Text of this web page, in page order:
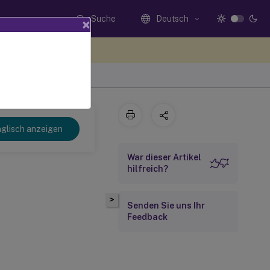
Suche Deutsch
anzeigen
>
War dieser Artikel
hilfreich?
Senden Sie uns Ihr
Feedback
×